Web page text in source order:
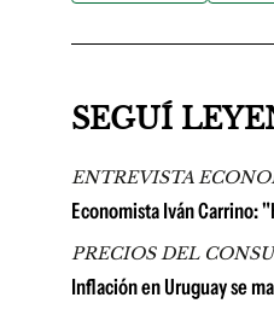
SEGUÍ
ENTREVISTA
Economista Iván Carrino:
PRECIOS DEL
Inflación en Uruguay se